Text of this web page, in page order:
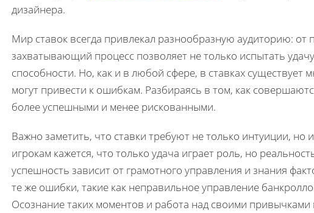
дизайнера.
Мир ставок всегда привлекал разнообразную аудиторию: от
захватывающий процесс позволяет не только испытать
способности. Но, как и в любой сфере, в ставках
могут привести к ошибкам. Разбираясь в том, как
более успешными и менее рискованными.
Важно заметить, что ставки требуют не только интуиции,
игрокам кажется, что только удача играет роль, но
успешность зависит от грамотного управления и знания
те же ошибки, такие как неправильное управление
Осознание таких моментов и работа над своими